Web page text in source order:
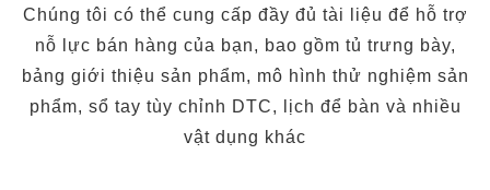
Chúng tôi có thể cung cấp đầy đủ tài liệu để hỗ trợ
nỗ lực bán hàng của bạn, bao gồm tủ trưng bày,
bảng giới thiệu sản phẩm, mô hình thử nghiệm sản
phẩm, sổ tay tùy chỉnh DTC, lịch để bàn và nhiều
vật dụng khác